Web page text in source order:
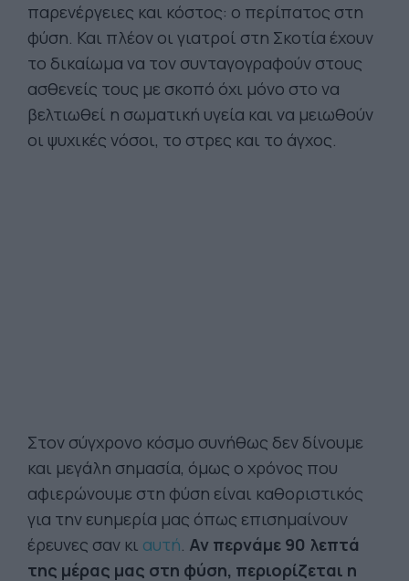
παρενέργειες και κόστος: ο περίπατος στη
φύση. Και πλέον οι γιατροί στη Σκοτία έχουν
το δικαίωμα να τον συνταγογραφούν στους
ασθενείς τους με σκοπό όχι μόνο στο να
βελτιωθεί η σωματική υγεία και να μειωθούν
οι ψυχικές νόσοι, το στρες και το άγχος.
Στον σύγχρονο κόσμο συνήθως δεν δίνουμε
και μεγάλη σημασία, όμως o χρόνος που
αφιερώνουμε στη φύση είναι καθοριστικός
για την ευημερία μας όπως επισημαίνουν
έρευνες σαν κι αυτή. Αν περνάμε 90 λεπτά
της μέρας μας στη φύση, περιορίζεται η